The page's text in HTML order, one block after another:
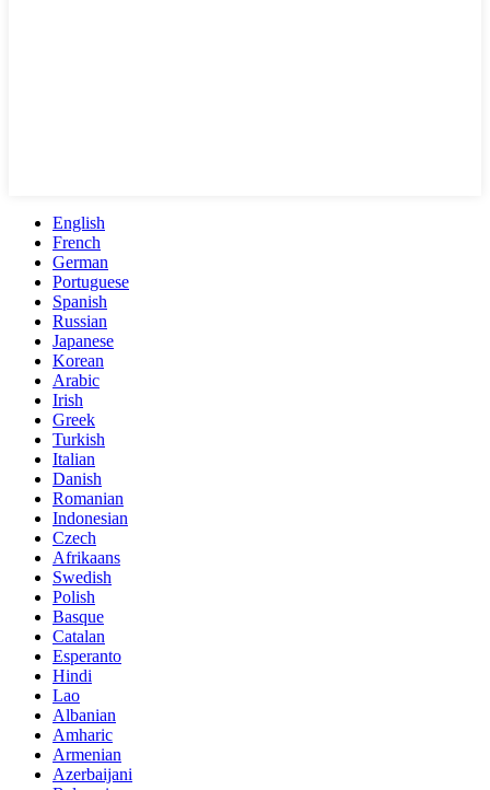
English
French
German
Portuguese
Spanish
Russian
Japanese
Korean
Arabic
Irish
Greek
Turkish
Italian
Danish
Romanian
Indonesian
Czech
Afrikaans
Swedish
Polish
Basque
Catalan
Esperanto
Hindi
Lao
Albanian
Amharic
Armenian
Azerbaijani